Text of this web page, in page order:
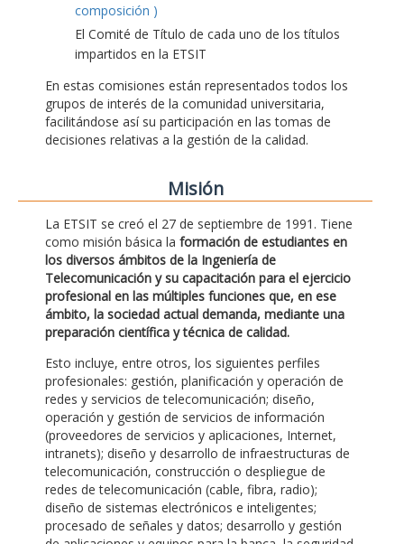
composición )
El Comité de Título de cada uno de los títulos
impartidos en la ETSIT
En estas comisiones están representados todos los
grupos de interés de la comunidad universitaria,
facilitándose así su participación en las tomas de
decisiones relativas a la gestión de la calidad.
Misión
La ETSIT se creó el 27 de septiembre de 1991. Tiene
como misión básica la formación de estudiantes en
los diversos ámbitos de la Ingeniería de
Telecomunicación y su capacitación para el ejercicio
profesional en las múltiples funciones que, en ese
ámbito, la sociedad actual demanda, mediante una
preparación científica y técnica de calidad.
Esto incluye, entre otros, los siguientes perfiles
profesionales: gestión, planificación y operación de
redes y servicios de telecomunicación; diseño,
operación y gestión de servicios de información
(proveedores de servicios y aplicaciones, Internet,
intranets); diseño y desarrollo de infraestructuras de
telecomunicación, construcción o despliegue de
redes de telecomunicación (cable, fibra, radio);
diseño de sistemas electrónicos e inteligentes;
procesado de señales y datos; desarrollo y gestión